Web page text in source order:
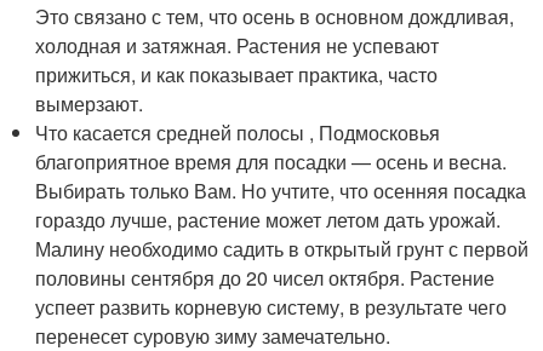
Это связано с тем, что осень в основном дождливая,
холодная и затяжная. Растения не успевают
прижиться, и как показывает практика, часто
вымерзают.
Что касается средней полосы , Подмосковья
благоприятное время для посадки — осень и весна.
Выбирать только Вам. Но учтите, что осенняя посадка
гораздо лучше, растение может летом дать урожай.
Малину необходимо садить в открытый грунт с первой
половины сентября до 20 чисел октября. Растение
успеет развить корневую систему, в результате чего
перенесет суровую зиму замечательно.